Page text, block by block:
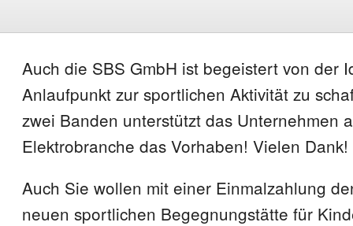
Auch die SBS GmbH ist begeistert von der
Anlaufpunkt zur sportlichen Aktivität zu
zwei Banden unterstützt das Unternehmen
Elektrobranche das Vorhaben! Vielen Dank!
Auch Sie wollen mit einer Einmalzahlung
neuen sportlichen Begegnungstätte für